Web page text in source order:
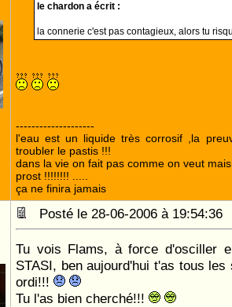
le chardon a écrit :
la connerie c'est pas contagieux, alors tu
--------------------
l'eau est un liquide très corrosif ,la
troubler le pastis !!!
dans la vie on fait pas comme on veut
prost !!!!!!!! .....
ça ne finira jamais
Posté le 28-06-2006 à
Tu vois Flams, à force d'osciller
STASI, ben aujourd'hui t'as tous
ordi!!!
Tu l'as bien cherché!!!